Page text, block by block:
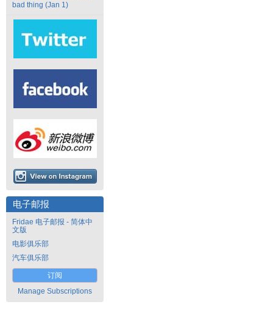
bad thing (Jan 1)
电子邮报
Fridae 电子邮报 - 简体中
文版
电影俱乐部
汽车俱乐部
订阅
Manage Subscriptions